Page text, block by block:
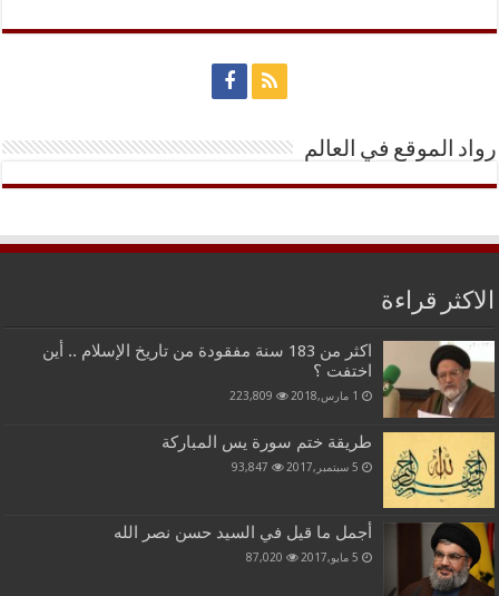
رواد الموقع في العالم
الاكثر قراءة
اكثر من 183 سنة مفقودة من تاريخ الإسلام .. أين
اختفت ؟
1 مارس,2018 223,809
طريقة ختم سورة يس المباركة
5 سبتمبر,2017 93,847
أجمل ما قيل في السيد حسن نصر الله
5 مايو,2017 87,020